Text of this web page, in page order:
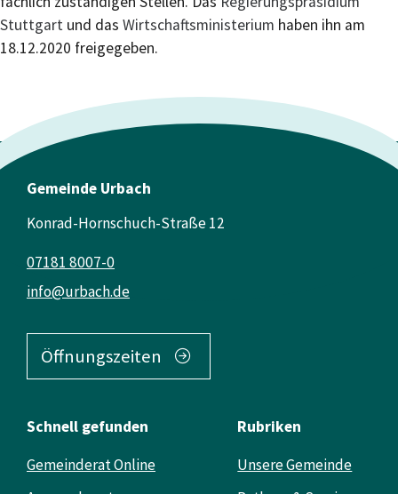
Stuttgart und das Wirtschaftsministerium haben ihn am
18.12.2020 freigegeben.
Gemeinde Urbach
Konrad-Hornschuch-Straße 12
info@urbach.de
07181 8007-0
Öffnungszeiten
Schnell gefunden
Gemeinderat Online
Rubriken
Unsere Gemeinde